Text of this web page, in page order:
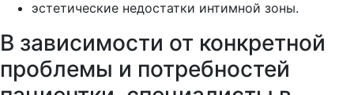
эстетические недостатки интимной зоны.
В зависимости от конкретной
проблемы и потребностей